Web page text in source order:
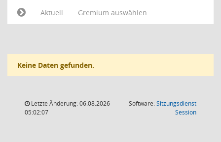
Aktuell
Gremium auswählen
Keine Daten gefunden.
Letzte Änderung: 06.08.2026
05:02:07
Software:Sitzungsdienst
Session(Wird in